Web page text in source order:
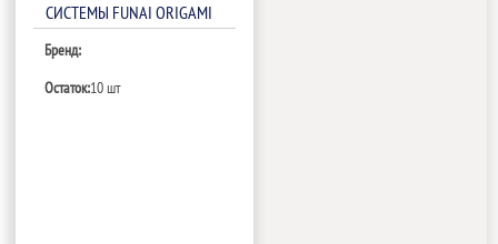
СИСТЕМЫ FUNAI ORIGAMI
Бренд:
Остаток:10 шт